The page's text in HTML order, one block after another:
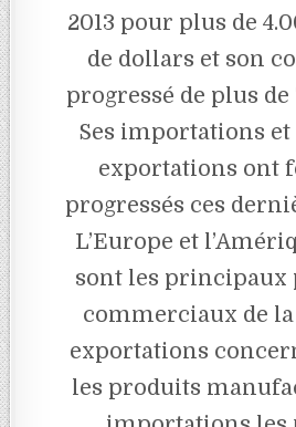
2013 pour plus de
de dollars et son
progressé de plus de
Ses importations et
exportations ont
progressés ces
L’Europe et
sont les principaux
commerciaux de la
exportations
les produits